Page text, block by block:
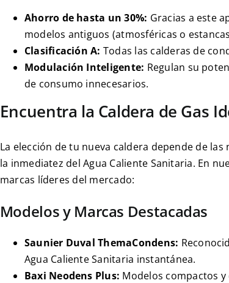
Ahorro de hasta un 30%: Gracias a este
modelos antiguos (atmosféricas o
Clasificación A: Todas las calderas de
Modulación Inteligente: Regulan su
de consumo innecesarios.
Encuentra la Caldera de Gas
La elección de tu nueva caldera depende de
la inmediatez del Agua Caliente Sanitaria. En
marcas líderes del mercado:
Modelos y Marcas Destacadas
Saunier Duval ThemaCondens:
Agua Caliente Sanitaria instantánea.
Baxi Neodens Plus: Modelos compactos